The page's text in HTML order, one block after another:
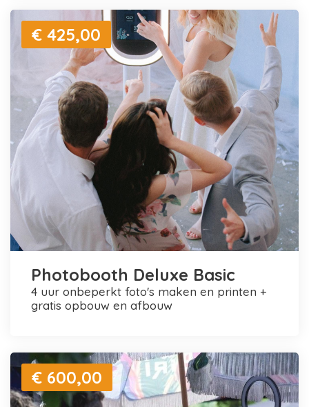
€ 425,00
Photobooth Deluxe Basic
4 uur onbeperkt foto's maken en printen +
gratis opbouw en afbouw
€ 600,00